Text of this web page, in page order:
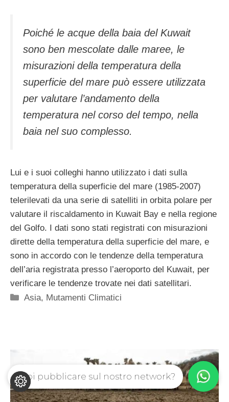
Poiché le acque della baia del Kuwait
sono ben mescolate dalle maree, le
misurazioni della temperatura della
superficie del mare può essere utilizzata
per valutare l’andamento della
temperatura nel corso del tempo, nella
baia nel suo complesso.
Lui e i suoi colleghi hanno utilizzato i dati sulla
temperatura della superficie del mare (1985-2007)
telerilevati da una serie di satelliti in orbita polare per
valutare il riscaldamento in Kuwait Bay e nella regione
del Golfo. I dati sono stati registrati con misurazioni
dirette della temperatura della superficie del mare, e
sono in accordo con le tendenze della temperatura
dell’aria registrata presso l’aeroporto del Kuwait, per
verificare le tendenze trovate nei dati satellitari.
Categorie
Asia, Mutamenti Climatici
Vuoi pubblicare sul nostro network?